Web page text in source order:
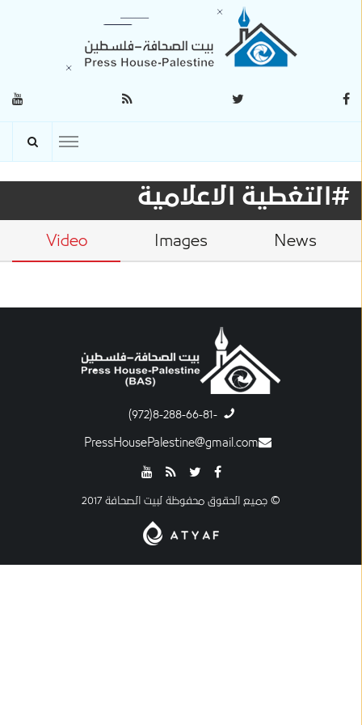
#التغطية الاعلامية
News
Images
Video
-8-288-66-81(972)
PressHousePalestine@gmail.com
© جميع الحقوق محفوظة لبيت الصحافة 2017